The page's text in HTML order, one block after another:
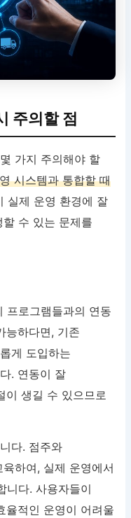
주의할 점
가지 주의해야 할
시스템과 통합할 때
실제 운영 환경에 잘
수 있는 문제를
프로그램들과의 연동
능하다면, 기존
게 도입하는
. 연동이 잘
이 생길 수 있으므로
다. 점주와
하여, 실제 운영에서
니다. 사용자들이
율적인 운영이 어려울